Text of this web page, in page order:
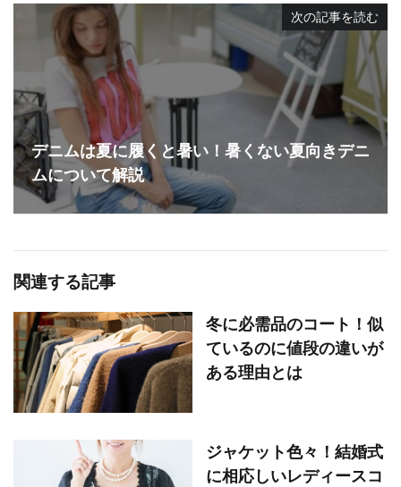
次の記事を読む
デニムは夏に履くと暑い！暑くない夏向きデニ
ムについて解説
関連する記事
冬に必需品のコート！似
ているのに値段の違いが
ある理由とは
ジャケット色々！結婚式
に相応しいレディースコ